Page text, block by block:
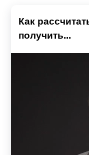
Как
получить...